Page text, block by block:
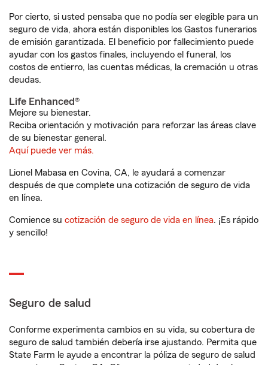
Por cierto, si usted pensaba que no podía ser elegible para un
seguro de vida, ahora están disponibles los Gastos funerarios
de emisión garantizada. El beneficio por fallecimiento puede
ayudar con los gastos finales, incluyendo el funeral, los
costos de entierro, las cuentas médicas, la cremación u otras
deudas.
Life Enhanced®
Mejore su bienestar.
Reciba orientación y motivación para reforzar las áreas clave
de su bienestar general.
Aquí puede ver más.
Lionel Mabasa en Covina, CA, le ayudará a comenzar
después de que complete una cotización de seguro de vida
en línea.
Comience su cotización de seguro de vida en línea. ¡Es rápido
y sencillo!
Seguro de salud
Conforme experimenta cambios en su vida, su cobertura de
seguro de salud también debería irse ajustando. Permita que
State Farm le ayude a encontrar la póliza de seguro de salud